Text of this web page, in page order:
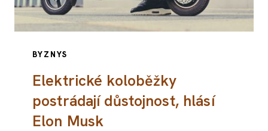
BYZNYS
Elektrické koloběžky
postrádají důstojnost, hlásí
Elon Musk